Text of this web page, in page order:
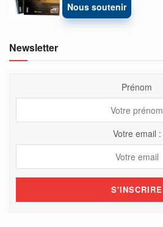
Nous soutenir
Newsletter
Prénom
Votre email :